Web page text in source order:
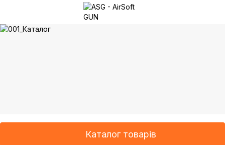
Каталог товарів